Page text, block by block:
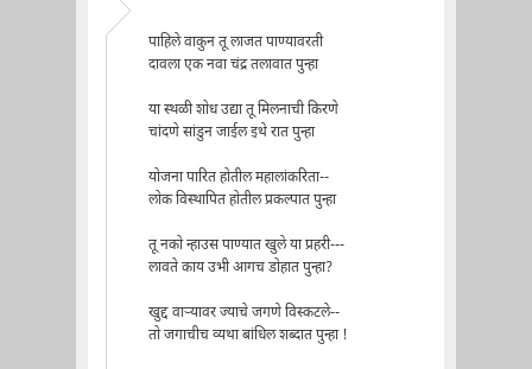
पाहिले वाकुन तू लाजत पाण्यावरती
दावला एक नवा चंद्र तलावात पुन्हा
या स्थळी शोध उद्या तू मिलनाची किरणे
चांदणे सांडुन जाईल इथे रात पुन्हा
योजना पारित होतील महालांकरिता--
लोक विस्थापित होतील प्रकल्पात पुन्हा
तू नको न्हाउस पाण्यात खुले या प्रहरी---
लावते काय उभी आगच डोहात पुन्हा?
खुद्द वाऱ्यावर ज्याचे जगणे विस्कटले--
तो जगाचीच व्यथा बांधिल शब्दात पुन्हा !